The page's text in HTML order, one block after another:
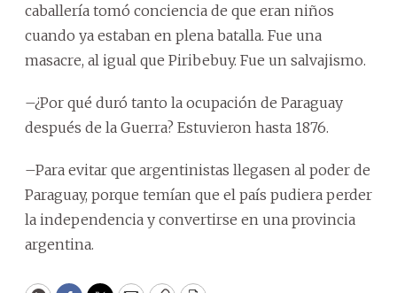
caballería tomó conciencia de que eran niños
cuando ya estaban en plena batalla. Fue una
masacre, al igual que Piribebuy. Fue un salvajismo.
–¿Por qué duró tanto la ocupación de Paraguay
después de la Guerra? Estuvieron hasta 1876.
–Para evitar que argentinistas llegasen al poder de
Paraguay, porque temían que el país pudiera perder
la independencia y convertirse en una provincia
argentina.